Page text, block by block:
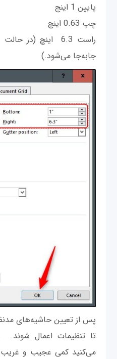
پایین 1 اینج
چپ 0.63 اینچ
راست 6.3 اینچ
جابه‌جا می‌شود.)
تا تنظیمات اعمال
می‌کنید کمی عجیب و غریب